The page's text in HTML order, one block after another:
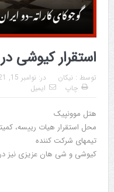
استقرار کیوشی
توسط : نیکان در: نوامبر 15, 2021
چاپ
ایمیل
هتل موونپیک
محل استقرار هیات رییسه،
تیمهای شرکت کننده
کیوشی و شی هان عزیزی نیز